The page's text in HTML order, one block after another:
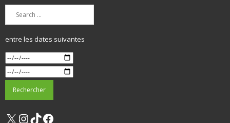
entre les dates suivantes
X Instagram
TikTok